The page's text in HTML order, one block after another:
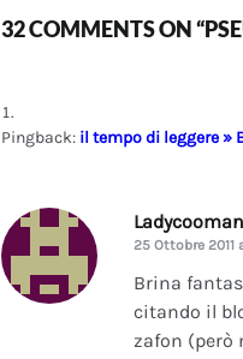
32 COMMENTS ON
Pingback: il tempo di leggere »
Ladycooman
25 Ottobre 2011
Brina
citando il
zafon (però